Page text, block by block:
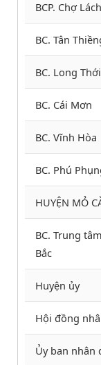
BCP. Chợ Lách
BC. Tân
BC. Long Thới
BC. Cái Mơn
BC. Vĩnh Hòa
BC. Phú
HUYỆN MỎ
BC. Trung
Bắc
Huyện ủy
Hội đồng
Ủy ban nhân